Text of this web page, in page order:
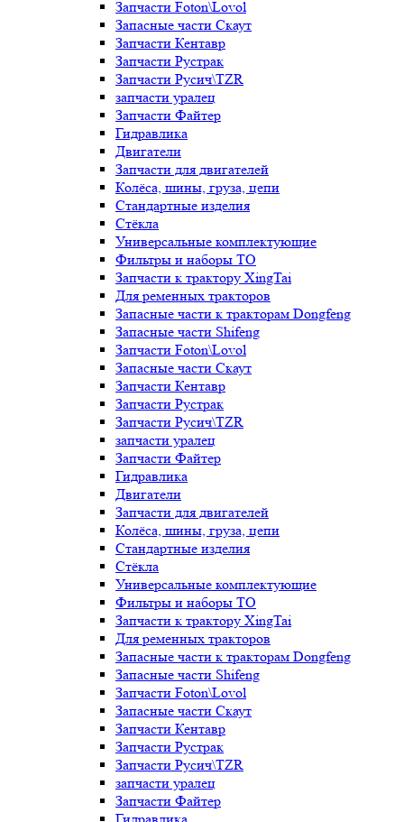
Запчасти Foton\Lovol
Запасные части Скаут
Запчасти Кентавр
Запчасти Рустрак
Запчасти Русич\TZR
запчасти уралец
Запчасти Файтер
Гидравлика
Двигатели
Запчасти для двигателей
Колёса, шины, груза, цепи
Стандартные изделия
Стёкла
Универсальные комплектующие
Фильтры и наборы ТО
Запчасти к трактору XingTai
Для ременных тракторов
Запасные части к тракторам Dongfeng
Запасные части Shifeng
Запчасти Foton\Lovol
Запасные части Скаут
Запчасти Кентавр
Запчасти Рустрак
Запчасти Русич\TZR
запчасти уралец
Запчасти Файтер
Гидравлика
Двигатели
Запчасти для двигателей
Колёса, шины, груза, цепи
Стандартные изделия
Стёкла
Универсальные комплектующие
Фильтры и наборы ТО
Запчасти к трактору XingTai
Для ременных тракторов
Запасные части к тракторам Dongfeng
Запасные части Shifeng
Запчасти Foton\Lovol
Запасные части Скаут
Запчасти Кентавр
Запчасти Рустрак
Запчасти Русич\TZR
запчасти уралец
Запчасти Файтер